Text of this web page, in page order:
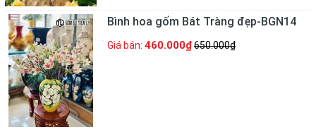
Bình hoa gốm Bát Tràng đẹp-BGN14
Giá bán: 460.000₫650.000₫